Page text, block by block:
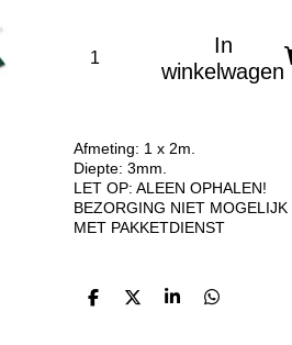
In
winkelwagen
Afmeting: 1 x 2m.
Diepte: 3mm.
LET OP: ALEEN OPHALEN!
BEZORGING NIET MOGELIJK
MET PAKKETDIENST
D
D
S
D